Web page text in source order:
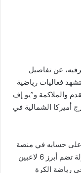
عن تفاصيل
فعاليات رياضية
والملاكمة و”يو إف
أميركا الشمالية في
حسابه في منصة
“إكس”، أن الموسم المقبل سيضم أيضًا بطولة تضم أبرز 6 لاعبين
رياضة الكرة